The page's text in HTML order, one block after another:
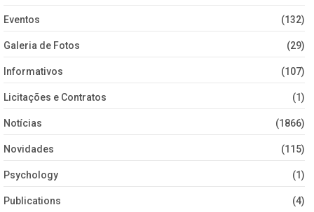
Eventos (132)
Galeria de Fotos (29)
Informativos (107)
Licitações e Contratos (1)
Notícias (1866)
Novidades (115)
Psychology (1)
Publications (4)